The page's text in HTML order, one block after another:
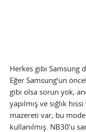
Herkes gibi Samsung
Eğer Samsung’un
gibi olsa sorun yok,
yapılmış ve sığlık
mazereti var, bu
kullanılmış. NB30’u